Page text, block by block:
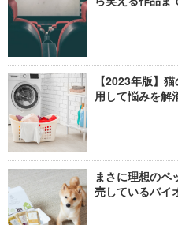
【2023年版】
用して悩みを解
まさに理想のペ
売しているバイ